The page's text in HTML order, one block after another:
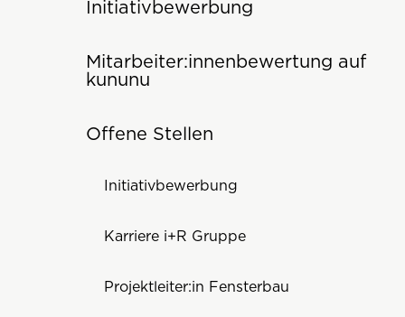
Initiativbewerbung
Mitarbeiter:innenbewertung auf
kununu
Offene Stellen
Initiativbewerbung
Karriere i+R Gruppe
Projektleiter:in Fensterbau